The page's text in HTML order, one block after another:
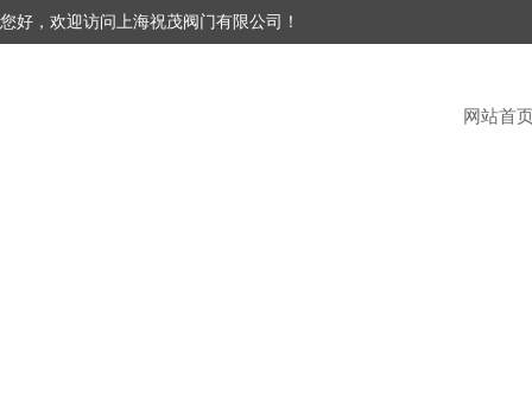
您好，欢迎访问上海祝茂阀门有限公司！
网站首